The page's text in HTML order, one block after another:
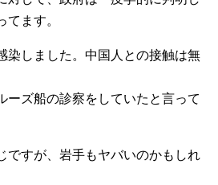
てます。
染しました。中国人との接触は無
ーズ船の診察をしていたと言って
ですが、岩手もヤバいのかもしれ